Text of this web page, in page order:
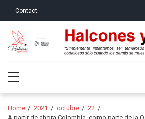
Contact
Halcones y
Menu
Home 2021 octubre
22